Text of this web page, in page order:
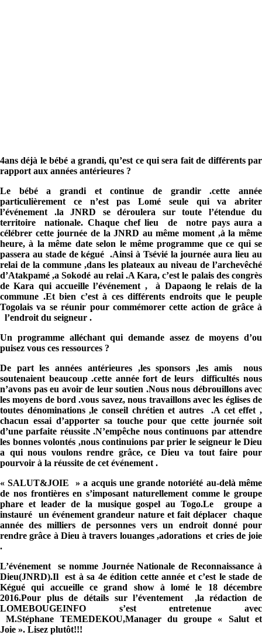
4ans déjà le bébé a grandi, qu’est ce qui sera fait de différents par
rapport aux années antérieures ?
Le bébé a grandi et continue de grandir .cette année
particulièrement ce n’est pas Lomé seule qui va abriter
l’événement .la JNRD se déroulera sur toute l’étendue du
territoire nationale. Chaque chef lieu de notre pays aura a
célébrer cette journée de la JNRD au même moment ,à la même
heure, à la même date selon le même programme que ce qui se
passera au stade de kégué .Ainsi à Tsévié la journée aura lieu au
relai de la commune ,dans les plateaux au niveau de l’archevêché
d’Atakpamé ,a Sokodé au relai .A Kara, c’est le palais des congrès
de Kara qui accueille l’événement , à Dapaong le relais de la
commune .Et bien c’est à ces différents endroits que le peuple
Togolais va se réunir pour commémorer cette action de grâce à
l’endroit du seigneur .
Un programme alléchant qui demande assez de moyens d’ou
puisez vous ces ressources ?
De part les années antérieures ,les sponsors ,les amis nous
soutenaient beaucoup .cette année fort de leurs difficultés nous
n’avons pas eu avoir de leur soutien .Nous nous débrouillons avec
les moyens de bord .vous savez, nous travaillons avec les églises de
toutes dénominations ,le conseil chrétien et autres .A cet effet ,
chacun essai d’apporter sa touche pour que cette journée soit
d’une parfaite réussite .N’empêche nous continuons par attendre
les bonnes volontés ,nous continuions par prier le seigneur le Dieu
a qui nous voulons rendre grâce, ce Dieu va tout faire pour
pourvoir à la réussite de cet événement .
« SALUT&JOIE » a acquis une grande notoriété au-delà même
de nos frontières en s’imposant naturellement comme le groupe
phare et leader de la musique gospel au Togo.Le groupe a
instauré un événement grandeur nature et fait déplacer chaque
année des milliers de personnes vers un endroit donné pour
rendre grâce à Dieu à travers louanges ,adorations et cries de joie
.
L’événement se nomme Journée Nationale de Reconnaissance à
Dieu(JNRD).Il est à sa 4e édition cette année et c’est le stade de
Kégué qui accueille ce grand show à lomé le 18 décembre
2016.Pour plus de détails sur l’éventement ,la rédaction de
LOMEBOUGEINFO s’est entretenue avec
M.Stéphane TEMEDEKOU,Manager du groupe « Salut et
Joie ». Lisez plutôt!!!